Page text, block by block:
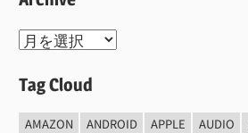
Archive
Tag Cloud
AMAZON ANDROID APPLE AUDIO